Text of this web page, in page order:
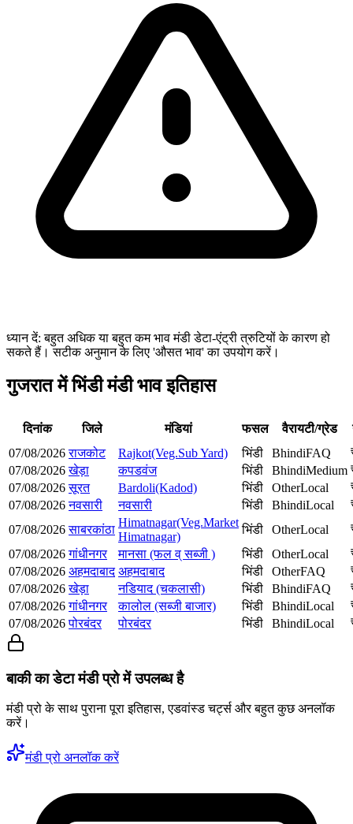
ध्यान दें: बहुत अधिक या बहुत कम भाव मंडी डेटा-एंट्री त्रुटियों के कारण हो
सकते हैं। सटीक अनुमान के लिए 'औसत भाव' का उपयोग करें।
गुजरात में भिंडी मंडी भाव इतिहास
दिनांक जिले मंडियां फसल वैरायटी/ग्रेड
07/08/2026 राजकोट Rajkot(Veg.Sub Yard) भिंडी BhindiFAQ
07/08/2026 खेड़ा कपडवंज भिंडी BhindiMedium
07/08/2026 सूरत Bardoli(Kadod) भिंडी OtherLocal
07/08/2026 नवसारी नवसारी भिंडी BhindiLocal
07/08/2026 साबरकांठा
Himatnagar(Veg.Market
Himatnagar)
भिंडी OtherLocal
07/08/2026 गांधीनगर मानसा (फल व् सब्जी ) भिंडी OtherLocal
07/08/2026 अहमदाबाद अहमदाबाद भिंडी OtherFAQ
07/08/2026 खेड़ा नडियाद (चकलासी) भिंडी BhindiFAQ
07/08/2026 गांधीनगर कालोल (सब्जी बाजार) भिंडी BhindiLocal
07/08/2026 पोरबंदर पोरबंदर भिंडी BhindiLocal
बाकी का डेटा मंडी प्रो में उपलब्ध है
मंडी प्रो के साथ पुराना पूरा इतिहास, एडवांस्ड चर्ट्स और बहुत कुछ अनलॉक
करें।
मंडी प्रो अनलॉक करें